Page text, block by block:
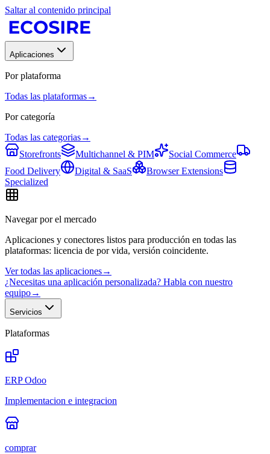
Saltar al contenido principal
Aplicaciones
Por plataforma
Todas las plataformas→
Por categoría
Todas las categorias→
Storefronts
Multichannel & PIM
Social Commerce
Food Delivery
Digital & SaaS
Browser Extensions
Specialized
Navegar por el mercado
Aplicaciones y conectores listos para producción en todas las
plataformas: licencia de por vida, versión coincidente.
Ver todas las aplicaciones→
¿Necesitas una aplicación personalizada? Habla con nuestro
equipo→
Servicios
Plataformas
ERP Odoo
Implementacion e integracion
comprar